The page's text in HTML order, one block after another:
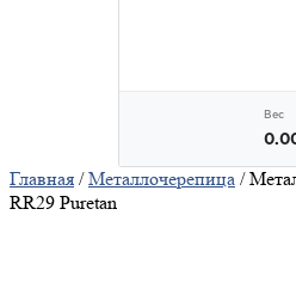
Главная /Металлочерепица /
RR29 Puretan